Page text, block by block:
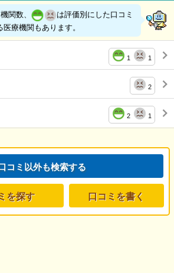
関数、
は評価別にした口コミ
療機関もあります。
1 1
2
2 1
コミ以外も検索する
を探す 口コミを書く